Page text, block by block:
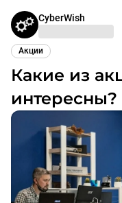
CyberWish
Акции
Какие из акций IT сейчас
интересны?